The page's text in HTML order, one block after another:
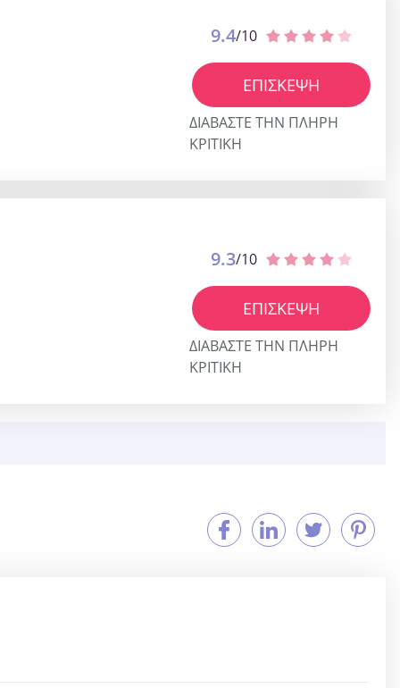
9.4/10
ΕΠΊΣΚΕΨΗ
ΔΙΑΒΆΣΤΕ ΤΗΝ ΠΛΉΡΗ
ΚΡΙΤΙΚΉ
9.3/10
ΕΠΊΣΚΕΨΗ
ΔΙΑΒΆΣΤΕ ΤΗΝ ΠΛΉΡΗ
ΚΡΙΤΙΚΉ